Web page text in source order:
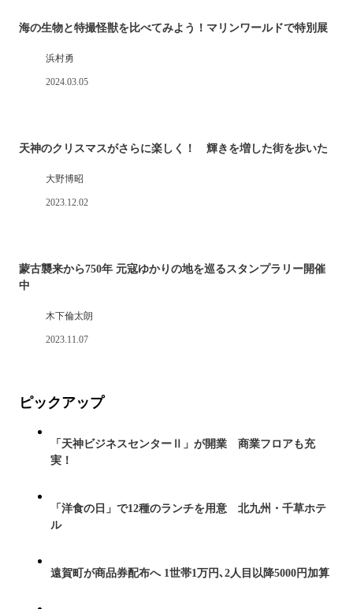
海の生物と特撮怪獣を比べてみよう！マリンワールドで特別展
浜村勇
2024.03.05
天神のクリスマスがさらに楽しく！ 輝きを増した街を歩いた
大野博昭
2023.12.02
蒙古襲来から750年 元寇ゆかりの地を巡るスタンプラリー開催
中
木下倫太朗
2023.11.07
ピックアップ
「天神ビジネスセンターⅡ」が開業 商業フロアも充
実！
「洋食の日」で12種のランチを用意 北九州・千草ホテ
ル
遠賀町が商品券配布へ 1世帯1万円､2人目以降5000円加算